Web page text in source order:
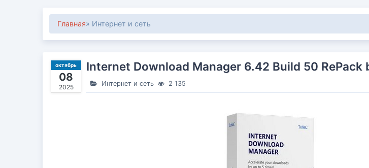
Главная» Интернет и сеть
октябрь
08
2025
Internet Download Manager 6.42 Build 50 RePack
Интернет и сеть 2 135